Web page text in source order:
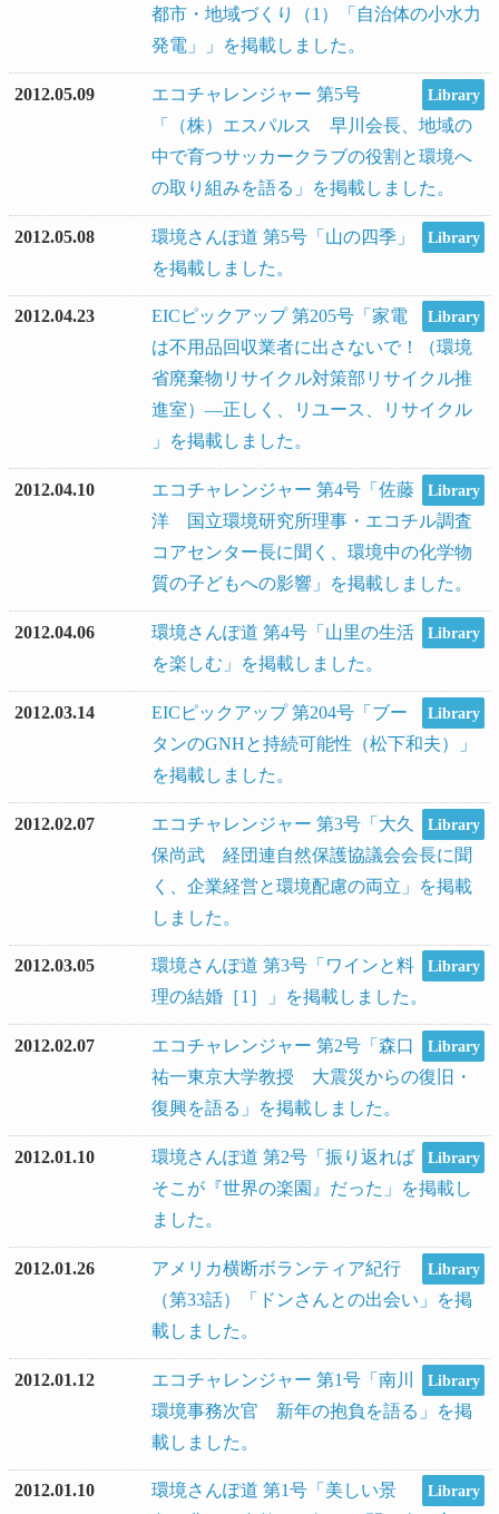
都市・地域づくり（1）「自治体の小水力
発電」」を掲載しました。
2012.05.09 Library
エコチャレンジャー 第5号
「（株）エスパルス 早川会長、地域の
中で育つサッカークラブの役割と環境へ
の取り組みを語る」を掲載しました。
2012.05.08 Library
環境さんぽ道 第5号「山の四季」
を掲載しました。
2012.04.23 Library
EICピックアップ 第205号「家電
は不用品回収業者に出さないで！（環境
省廃棄物リサイクル対策部リサイクル推
進室）―正しく、リユース、リサイクル
」を掲載しました。
2012.04.10 Library
エコチャレンジャー 第4号「佐藤
洋 国立環境研究所理事・エコチル調査
コアセンター長に聞く、環境中の化学物
質の子どもへの影響」を掲載しました。
2012.04.06 Library
環境さんぽ道 第4号「山里の生活
を楽しむ」を掲載しました。
2012.03.14 Library
EICピックアップ 第204号「ブー
タンのGNHと持続可能性（松下和夫）」
を掲載しました。
2012.02.07 Library
エコチャレンジャー 第3号「大久
保尚武 経団連自然保護協議会会長に聞
く、企業経営と環境配慮の両立」を掲載
しました。
2012.03.05 Library
環境さんぽ道 第3号「ワインと料
理の結婚［1］」を掲載しました。
2012.02.07 Library
エコチャレンジャー 第2号「森口
祐一東京大学教授 大震災からの復旧・
復興を語る」を掲載しました。
2012.01.10 Library
環境さんぽ道 第2号「振り返れば
そこが『世界の楽園』だった」を掲載し
ました。
2012.01.26 Library
アメリカ横断ボランティア紀行
（第33話）「ドンさんとの出会い」を掲
載しました。
2012.01.12 Library
エコチャレンジャー 第1号「南川
環境事務次官 新年の抱負を語る」を掲
載しました。
2012.01.10 Library
環境さんぽ道 第1号「美しい景